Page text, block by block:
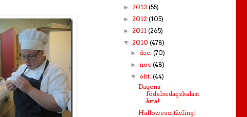
► 2013 (55)
► 2012 (105)
► 2011 (265)
▼ 2010 (478)
► dec.(70)
► nov.(48)
▼ okt.(44)
Dagens
födelsedagskalast
årta!
Halloween-tävling!